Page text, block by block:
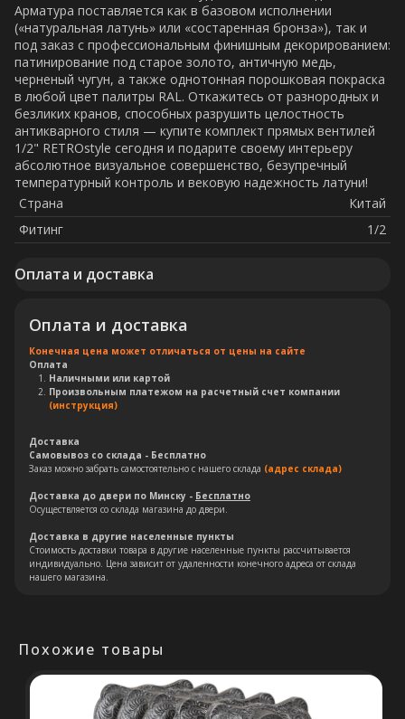
Арматура поставляется как в базовом исполнении
(«натуральная латунь» или «состаренная бронза»), так и
под заказ с профессиональным финишным декорированием:
патинирование под старое золото, античную медь,
черненый чугун, а также однотонная порошковая покраска
в любой цвет палитры RAL. Откажитесь от разнородных и
безликих кранов, способных разрушить целостность
антикварного стиля — купите комплект прямых вентилей
1/2" RETROstyle сегодня и подарите своему интерьеру
абсолютное визуальное совершенство, безупречный
температурный контроль и вековую надежность латуни!
Страна
Китай
Фитинг
1/2
Оплата и доставка
Оплата и доставка
Конечная цена может отличаться от цены на сайте
Оплата
Наличными или картой
Произвольным платежом на расчетный счет компании
(инструкция)
Доставка
Самовывоз со склада - Бесплатно
Заказ можно забрать самостоятельно с нашего склада (адрес склада)
Доставка до двери по Минску - Бесплатно
Осуществляется со склада магазина до двери.
Доставка в другие населенные пункты
Стоимость доставки товара в другие населенные пункты рассчитывается
индивидуально. Цена зависит от удаленности конечного адреса от склада
нашего магазина.
Похожие товары
Остались вопросы?
Оставьте свои контакты. Наш
кратчайшие сроки. Мы знаем
насколько важно сделать
правильный выбор.